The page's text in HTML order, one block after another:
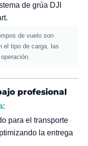
de grúa DJI
de vuelo son
el tipo de carga, las
profesional
:
para el transporte
la entrega